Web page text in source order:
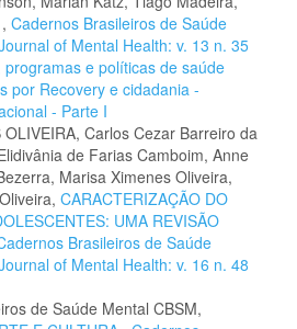
, Cadernos Brasileiros de Saúde
of Mental Health: v. 13 n. 35
programas e políticas de saúde
por Recovery e cidadania -
- Parte I
OLIVEIRA, Carlos Cezar Barreiro da
de Farias Camboim, Anne
Marisa Ximenes Oliveira,
CARACTERIZAÇÃO DO
UMA REVISÃO
Brasileiros de Saúde
of Mental Health: v. 16 n. 48
de Saúde Mental CBSM,